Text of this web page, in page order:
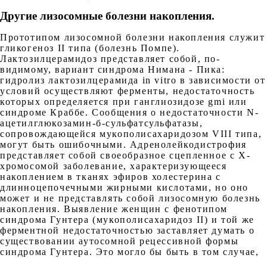
Другие лизосомные болезни накопления.
Прототипом лизосомной болезни накопления служит
гликогеноз II типа (болезнь Помпе).
Лактозилцерамидоз представляет собой, по-
видимому, вариант синдрома Нимана - Пика:
гидролиз лактозилцерамида in vitro в зависимости от
условий осуществляют ферменты, недостаточность
которых определяется при ганглиозидозе gmi или
синдроме Краббе. Сообщения о недостаточности N-
ацетилглюкозамин-б-сульфатсульфатазы,
сопровождающейся мукополисахаридозом VIII типа,
могут быть ошибочными. Адренолейкодистрофия
представляет собой своеобразное сцепленное с Х-
хромосомой заболевание, характеризующееся
накоплением в тканях эфиров холестерина с
длинноцепочечными жирными кислотами, но оно
может и не представлять собой лизосомную болезнь
накопления. Выявление женщин с фенотипом
синдрома Гунтера (мукополисахаридоз II) и той же
ферментной недостаточностью заставляет думать о
существовании аутосомной рецессивной формы
синдрома Гунтера. Это могло бы быть в том случае,